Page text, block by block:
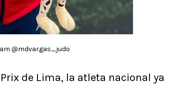
@mdvargas_judo
de Lima, la atleta nacional ya